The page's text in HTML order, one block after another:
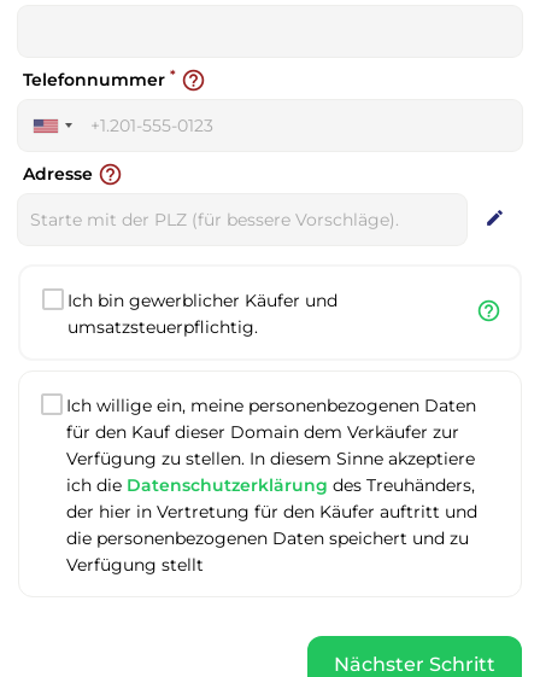
United
+1
Telefonnummer * help_outline
Adresse help_outline
edit
Ich bin gewerblicher Käufer und
umsatzsteuerpflichtig.
help_outline
Ich willige ein, meine personenbezogenen Daten
für den Kauf dieser Domain dem Verkäufer zur
Verfügung zu stellen. In diesem Sinne akzeptiere
ich die Datenschutzerklärung des Treuhänders,
der hier in Vertretung für den Käufer auftritt und
die personenbezogenen Daten speichert und zu
Verfügung stellt
Nächster Schritt